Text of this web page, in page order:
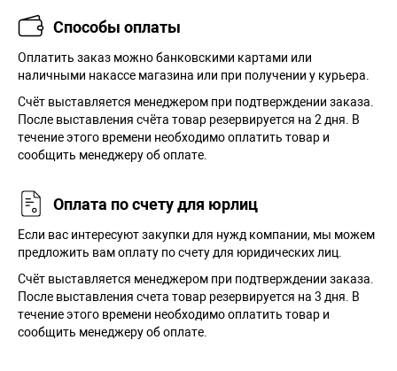
Способы оплаты
Оплатить заказ можно банковскими картами или
наличными накассе магазина или при получении у курьера.
Cчёт выставляется менеджером при подтверждении заказа.
После выставления счёта товар резервируется на 2 дня. В
течение этого времени необходимо оплатить товар и
сообщить менеджеру об оплате.
Оплата по счету для юрлиц
Если вас интересуют закупки для нужд компании, мы можем
предложить вам оплату по счету для юридических лиц.
Счёт выставляется менеджером при подтверждении заказа.
После выставления счета товар резервируется на 3 дня. В
течение этого времени необходимо оплатить товар и
сообщить менеджеру об оплате.